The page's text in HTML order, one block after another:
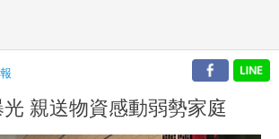
親送物資感動弱勢家庭